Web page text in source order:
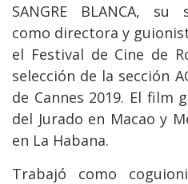
SANGRE BLANCA, su
como directora y
el Festival de Cine de
selección de la sección
de Cannes 2019. El film
del Jurado en Macao y
en La Habana.
Trabajó como